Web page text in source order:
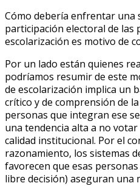
Cómo debería enfrentar una
participación electoral de las
escolarización es motivo de
Por un lado están quienes
podríamos resumir de este
de escolarización implica un
crítico y de comprensión de
personas que integran ese
una tendencia alta a no
calidad institucional. Por el
razonamiento, los sistemas
favorecen que esas
libre decisión) aseguran una